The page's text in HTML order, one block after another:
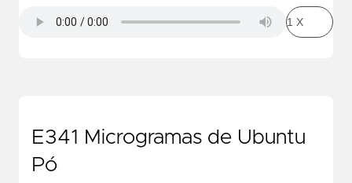
E341 Microgramas de Ubuntu
Pó